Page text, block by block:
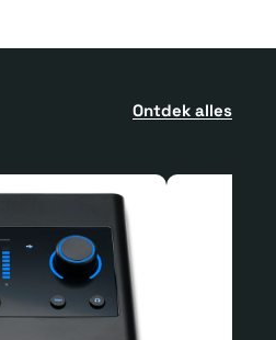
Ontdek alles